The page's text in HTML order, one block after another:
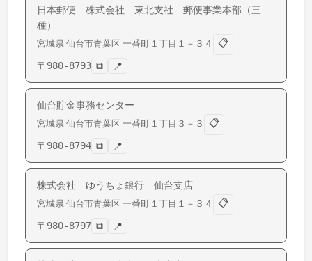
日本郵便 株式会社 東北支社 郵便事業本部（三
種）
宮城県 仙台市青葉区 一番町 １丁目１－３４
📋
〒 980-8793 ⧉ 📍
仙台貯金事務センター
宮城県 仙台市青葉区 一番町 １丁目３－３
📋
〒 980-8794 ⧉ 📍
株式会社 ゆうちょ銀行 仙台支店
宮城県 仙台市青葉区 一番町 １丁目１－３４
📋
〒 980-8797 ⧉ 📍